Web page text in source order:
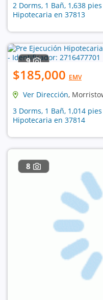
2 Dorms, 1 Bañ, 1,638
Hipotecaria en 37813
9
$185,000 EMV
Ver Dirección,
3 Dorms, 1 Bañ, 1,014
Hipotecaria en 37814
8